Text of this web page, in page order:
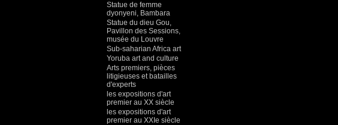
Statue de femme
dyonyeni, Bambara
Statue du dieu Gou,
Pavillon des Sessions,
musée du Louvre
Sub-saharian Africa art
Yoruba art and culture
Arts premiers, pièces
litigieuses et batailles
d'experts
les expositions d'art
premier au XX siècle
les expositions d'art
premier au XXIe siècle